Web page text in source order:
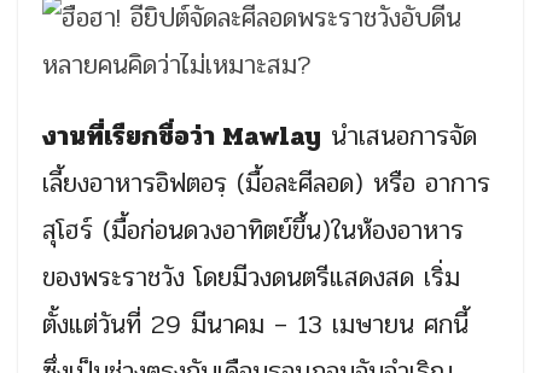
งานที่เรียกชื่อว่า Mawlay นำเสนอการจัด
เลี้ยงอาหารอิฟตอรฺ (มื้อละศีลอด) หรือ อาการ
สุโฮร์ (มื้อก่อนดวงอาทิตย์ขึ้น)ในห้องอาหาร
ของพระราชวัง โดยมีวงดนตรีแสดงสด เริ่ม
ตั้งแต่วันที่ 29 มีนาคม – 13 เมษายน ศกนี้